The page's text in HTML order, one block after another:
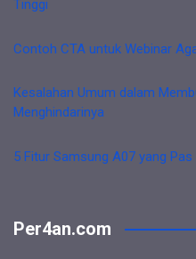
Tinggi
Contoh CTA untuk Webinar
Kesalahan Umum dalam
Menghindarinya
5 Fitur Samsung A07 yang
Per4an.com